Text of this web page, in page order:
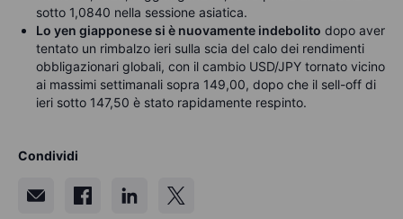
sotto 1,0840 nella sessione asiatica.
Lo yen giapponese si è nuovamente indebolito dopo aver
tentato un rimbalzo ieri sulla scia del calo dei rendimenti
obbligazionari globali, con il cambio USD/JPY tornato vicino
ai massimi settimanali sopra 149,00, dopo che il sell-off di
ieri sotto 147,50 è stato rapidamente respinto.
Condividi